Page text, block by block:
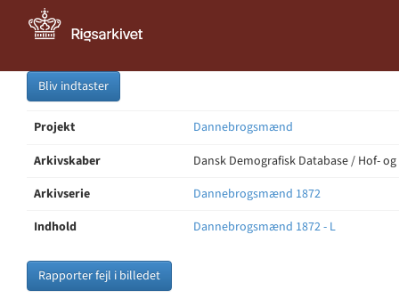
Bliv indtaster
Projekt
Dannebrogsmænd
Arkivskaber
Dansk Demografisk Database / Hof-
Arkivserie
Dannebrogsmænd 1872
Indhold
Dannebrogsmænd 1872 - L
Rapporter fejl i billedet